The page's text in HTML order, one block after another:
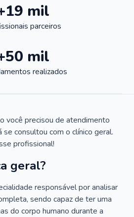
mil
parceiros
mil
realizados
você precisou de atendimento
se consultou com o clínico geral.
profissional!
geral?
responsável por analisar
sendo capaz de ter uma
do corpo humano durante a